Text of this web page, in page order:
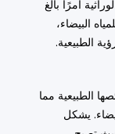
أمرًا بالغ
البيضاء،
الطبيعية.
الطبيعية مما
يشكل